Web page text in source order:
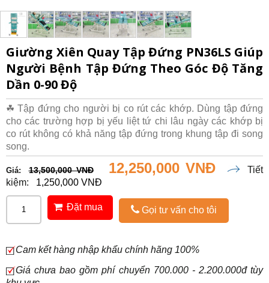
Giường Xiên Quay Tập Đứng PN36LS Giúp
Người Bệnh Tập Đứng Theo Góc Độ Tăng
Dần 0-90 Độ
☘ Tập đứng cho người bị co rút các khớp. Dùng tập đứng
cho các trường hợp bị yếu liệt tứ chi lâu ngày các khớp bị
co rút không có khả năng tập đứng trong khung tập đi song
song.
Giá: 13,500,000 VNĐ 12,250,000 VNĐ
Tiết
kiệm:
1,250,000 VNĐ
Đặt mua Gọi tư vấn cho tôi
Cam kết hàng nhập khẩu chính hãng 100%
Giá chưa bao gồm phí chuyển 700.000 - 2.200.000đ tùy